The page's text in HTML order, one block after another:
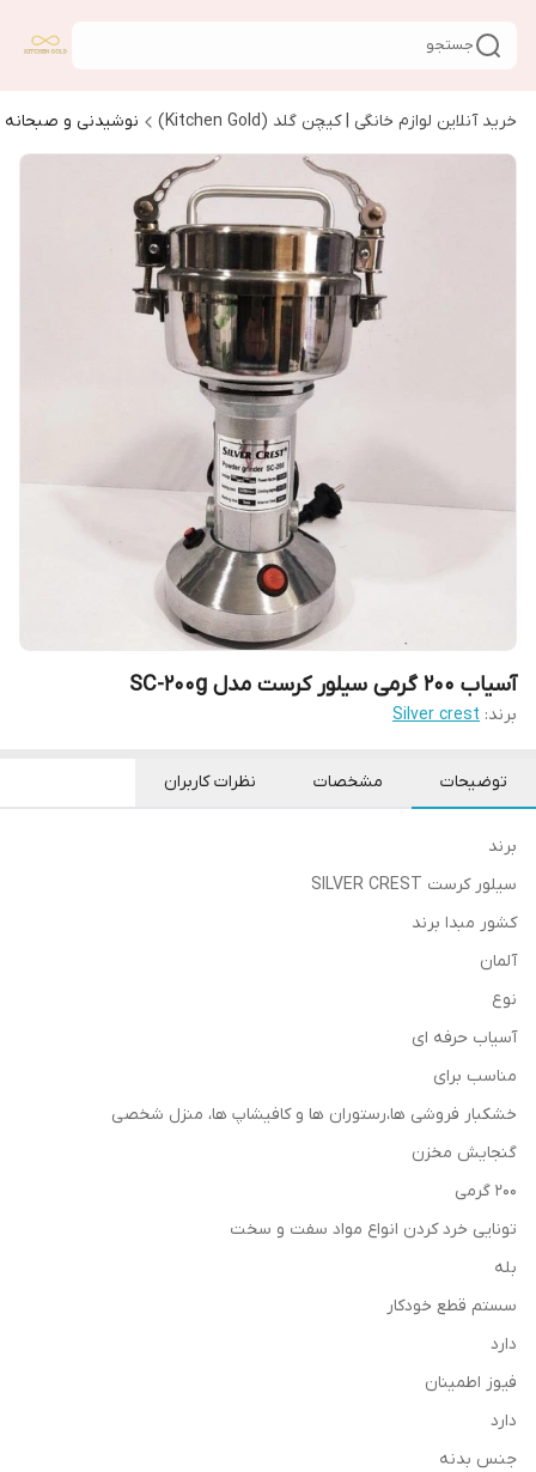
جستجو
خرید آنلاین لوازم خانگی | کیچن گلد (Kitchen Gold) نوشیدنی و صبحانه
آسیاب 200 گرمی سیلور کرست مدل SC-200g
برند: Silver crest
توضیحات مشخصات نظرات کاربران
برند
سیلور کرست SILVER CREST
کشور مبدا برند
آلمان
نوع
آسیاب حرفه ای
مناسب برای
خشکبار فروشی ها،رستوران ها و کافیشاپ ها، منزل شخصی
گنجایش مخزن
200 گرمی
تونایی خرد کردن انواع مواد سفت و سخت
بله
سستم قطع خودکار
دارد
فیوز اطمینان
دارد
جنس بدنه